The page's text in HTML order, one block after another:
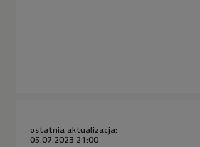
ostatnia aktualizacja:
05.07.2023 21:00